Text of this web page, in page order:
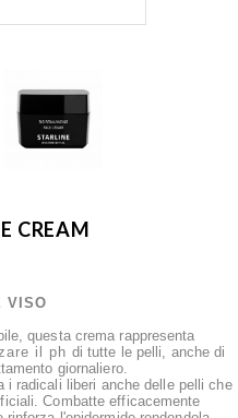
CREAM
VISO
questa crema rappresenta
il ph di tutte le pelli, anche di
giornaliero.
i radicali liberi anche delle pelli che
Combatte efficacemente